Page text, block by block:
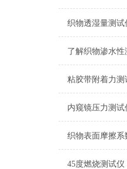
粘胶带附着力测
内窥镜压力测试
45度燃烧测试